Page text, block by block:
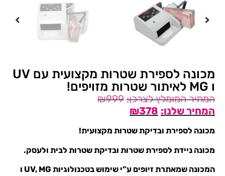
מכונה לספירת שטרות מקצועית עם UV
ו MG לאיתור שטרות מזויפים!
₪999
₪378
מכונה לספירת ובדיקת שטרות מקצועית!
מכונה ניידת לספירת שטרות ובדיקת שטרות לבית ולעסק.
המכונה שמאתרת זיופים ע”י שימוש בטכנולוגיות UV, MG ו